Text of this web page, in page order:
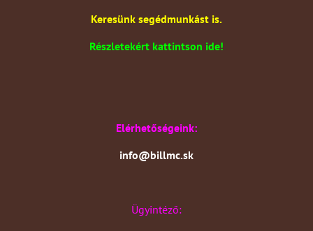
Keresünk segédmunkást is.
Részletekért kattintson ide!
Elérhetőségeink:
info@billmc.sk
Ügyintéző: